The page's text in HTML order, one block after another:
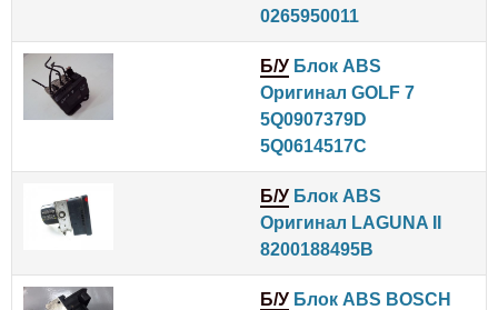
0265950011
Б/У Блок ABS
Оригинал GOLF 7
5Q0907379D
5Q0614517C
Б/У Блок ABS
Оригинал LAGUNA II
8200188495B
Б/У Блок ABS BOSCH